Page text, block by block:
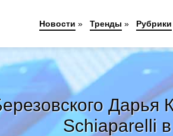
Дарья
Schiaparelli
Новости » Тренды » Рубрики